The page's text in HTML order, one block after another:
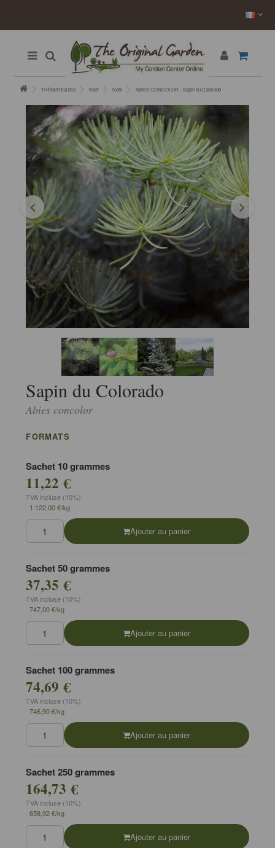
THÉMATIQUES Noël Noël ABIES CONCOLOR - Sapin du Colorado
Sapin du Colorado
Abies concolor
FORMATS
Sachet 10 grammes
11,22 €
TVA incluse (10%)
1.122,00 €/kg
Ajouter au panier
Sachet 50 grammes
37,35 €
TVA incluse (10%)
747,00 €/kg
Ajouter au panier
Sachet 100 grammes
74,69 €
TVA incluse (10%)
746,90 €/kg
Ajouter au panier
Sachet 250 grammes
164,73 €
TVA incluse (10%)
658,92 €/kg
Ajouter au panier